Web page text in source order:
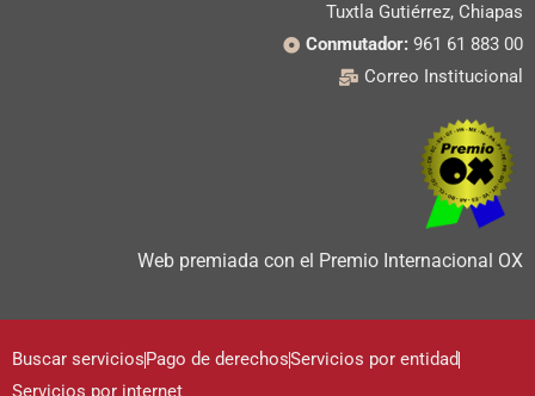
Tuxtla Gutiérrez, Chiapas
Conmutador: 961 61 883 00
Correo Institucional
Web premiada con el Premio Internacional OX
Buscar servicios Pago de derechosServicios por entidad
Servicios por internet